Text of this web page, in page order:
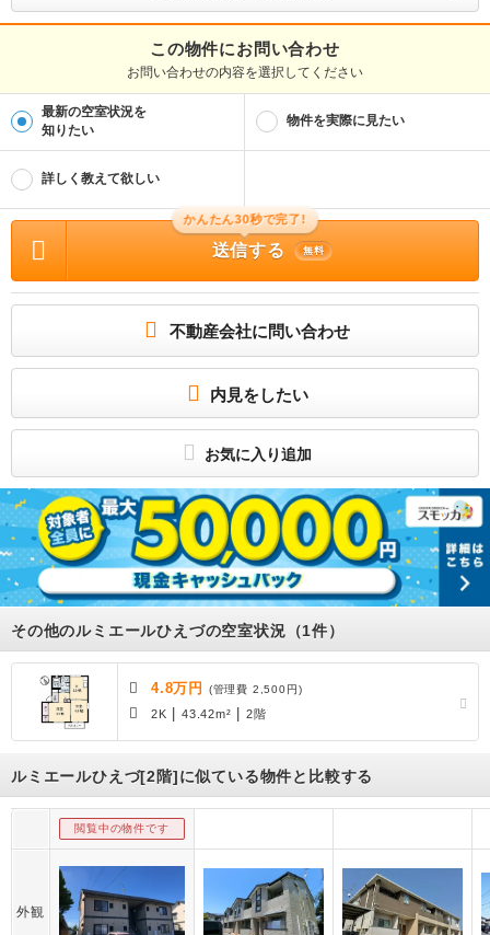
取引態様
100507089677
※お問い合わせの際には、担当者へ物件管理番号をお伝えください。
日吉津西館 歩9分 / 面積 : 43.42m² / 築年月 : 2001年01月 / 賃料 : 4.8万円 / 管理
引 : － / 住宅総合保険等の損害保険料 : 要 / その他 : 対応は、弊社提携先（会社一
覧：http://suumo.jp/edit/free/FR/080/kaisha//）が対応を行うため仲介手数料
要 シャーメゾンライフＳＵＰＰＯＲＴ２４（月額１，３２０円税込）加入要／諸
費用及びその他契約費用は別途打合せ／※家具や車は配置イメージであり、賃貸物
ゾンライフＳＵＰＰＯＲＴ２４月額:1320円/月 普通借家 2年 保証会社利用必 【個
２％、保証会社:積水ハウスシャーメゾンパートナーズ / 駐車場 : 有（敷地内) 敷地
とても便利です！！駐車場も２台分確保できます☆詳細はお問い合わせくださ
（公社）島根県宅地建物取引業協会会員
中国地区不動産公正取引協議会加盟
この物件にお問い合わせ
お問い合わせの内容を選択してください
最新の空室状況を
知りたい
物件を実際に見たい
詳しく教えて欲しい
かんたん30秒で完了!
送信する 無料
不動産会社に問い合わせ
内見をしたい
お気に入り追加
その他のルミエールひえづの空室状況（1件）
4.8万円 (管理費 2,500円)
2K |43.42m² |2階
ルミエールひえづ[2階]に似ている物件と比較する
閲覧中の物件です
外観